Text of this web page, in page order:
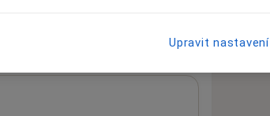
Upravit nastavení